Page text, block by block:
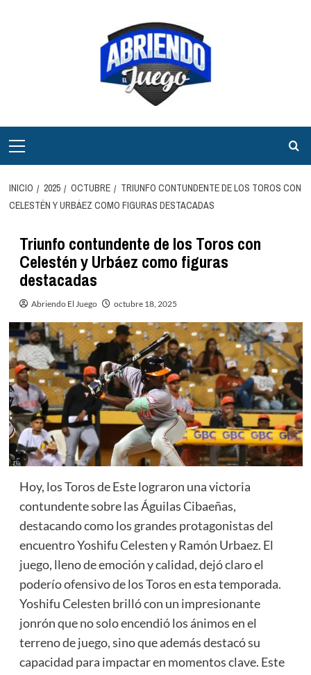
principal
INICIO 2025 OCTUBRE
TRIUNFO CONTUNDENTE DE LOS TOROS CON
CELESTÉN Y URBÁEZ COMO FIGURAS DESTACADAS
Triunfo contundente de los Toros con
Celestén y Urbáez como figuras
destacadas
Abriendo El Juego octubre 18, 2025
Hoy, los Toros de Este lograron una victoria
contundente sobre las Águilas Cibaeñas,
destacando como los grandes protagonistas del
encuentro Yoshifu Celesten y Ramón Urbaez. El
juego, lleno de emoción y calidad, dejó claro el
poderío ofensivo de los Toros en esta temporada.
Yoshifu Celesten brilló con un impresionante
jonrón que no solo encendió los ánimos en el
terreno de juego, sino que además destacó su
capacidad para impactar en momentos clave. Este